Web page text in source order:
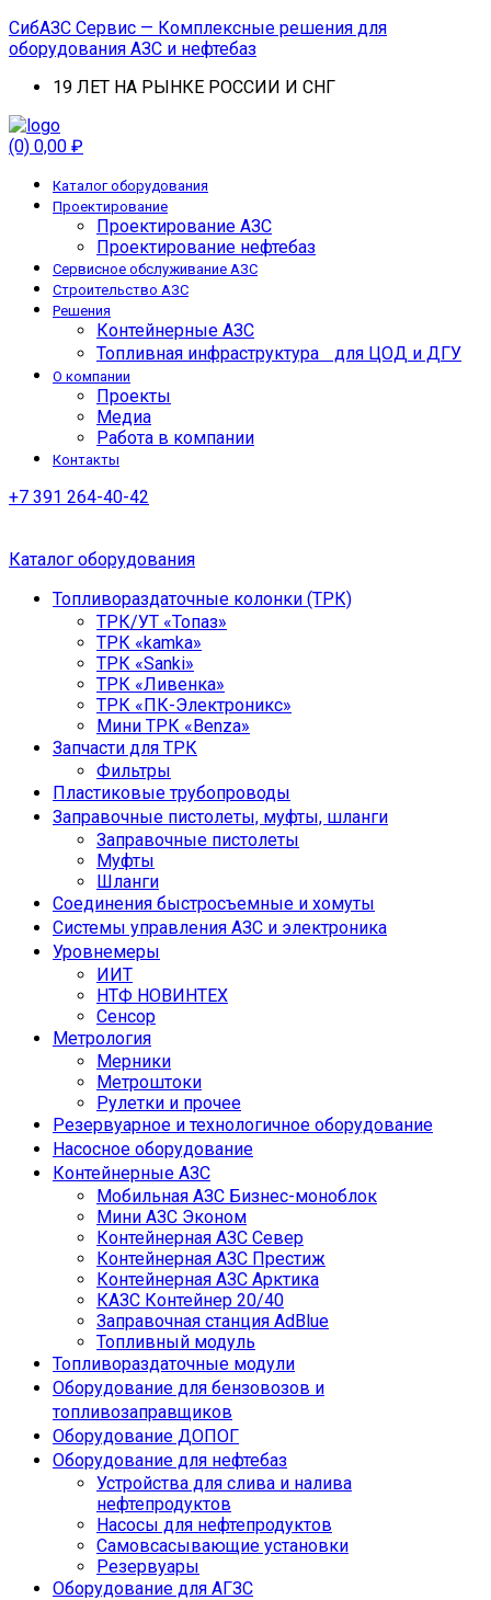
СибАЗС Сервис — Комплексные решения для
оборудования АЗС и нефтебаз
19 ЛЕТ НА РЫНКЕ РОССИИ И СНГ
Menu
(0) 0,00 ₽
Каталог оборудования
Проектирование
Проектирование АЗС
Проектирование нефтебаз
Cервисное обслуживание АЗС
Строительство АЗС
Решения
Контейнерные АЗС
Топливная инфраструктура для ЦОД и ДГУ
О компании
Проекты
Медиа
Работа в компании
Контакты
+7 391 264-40-42
Каталог оборудования
Топливораздаточные колонки (ТРК)
ТРК/УТ «Топаз»
ТРК «kamka»
ТРК «Sanki»
ТРК «Ливенка»
ТРК «ПК-Электроникс»
Мини ТРК «Benza»
Запчасти для ТРК
Фильтры
Пластиковые трубопроводы
Заправочные пистолеты, муфты, шланги
Заправочные пистолеты
Муфты
Шланги
Соединения быстросъемные и хомуты
Системы управления АЗС и электроника
Уровнемеры
ИИТ
НТФ НОВИНТЕХ
Сенсор
Метрология
Мерники
Метроштоки
Рулетки и прочее
Резервуарное и технологичное оборудование
Насосное оборудование
Контейнерные АЗС
Мобильная АЗС Бизнес-моноблок
Мини АЗС Эконом
Контейнерная АЗС Север
Контейнерная АЗС Престиж
Контейнерная АЗС Арктика
КАЗС Контейнер 20/40
Заправочная станция AdBlue
Топливный модуль
Топливораздаточные модули
Оборудование для бензовозов и
топливозаправщиков
Оборудование ДОПОГ
Оборудование для нефтебаз
Устройства для слива и налива
нефтепродуктов
Насосы для нефтепродуктов
Самовсасывающие установки
Резервуары
Оборудование для АГЗС